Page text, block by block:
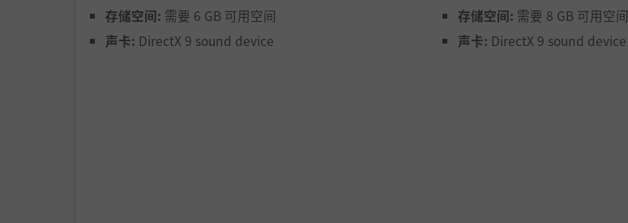
存储空间: 需要 6 GB 可用空间
声卡: DirectX 9 sound device
存储空间: 需要 8 GB 可用空间
声卡: DirectX 9 sound device